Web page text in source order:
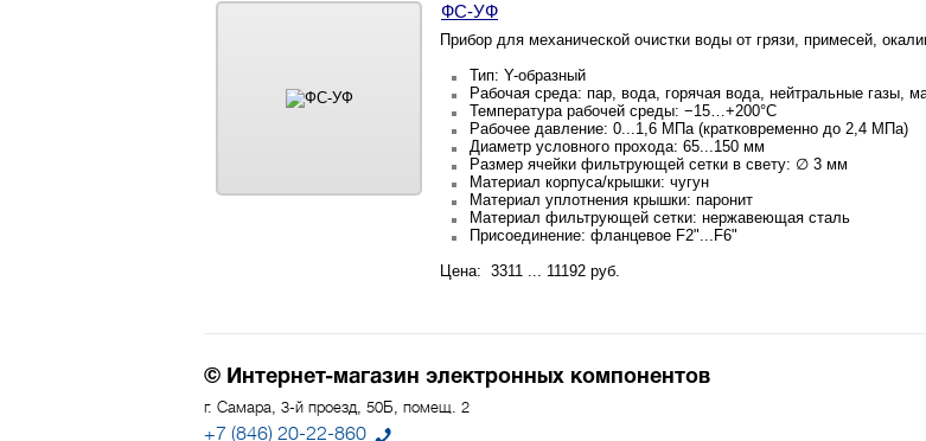
ФС-УФ
Прибор для механической очистки воды от грязи, примесей,
Тип: Y-образный
Рабочая среда: пар, вода, горячая вода, нейтральные газы,
Температура рабочей среды: −15…+200°С
Рабочее давление: 0...1,6 МПа (кратковременно до 2,4 МПа)
Диаметр условного прохода: 65...150 мм
Размер ячейки фильтрующей сетки в свету: ∅ 3 мм
Материал корпуса/крышки: чугун
Материал уплотнения крышки: паронит
Материал фильтрующей сетки: нержавеющая сталь
Присоединение: фланцевое F2"...F6"
Цена: 3311 ... 11192 руб.
© Интернет-магазин электронных компонентов
г. Самара, 3-й проезд, 50Б, помещ. 2
+7 (846) 20-22-860